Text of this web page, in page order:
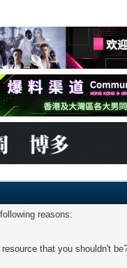
reasons:
that you shouldn't